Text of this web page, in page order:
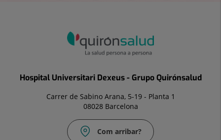
Hospital Universitari Dexeus - Grupo Quirónsalud
Carrer de Sabino Arana, 5-19 - Planta 1
08028 Barcelona
Com arribar?